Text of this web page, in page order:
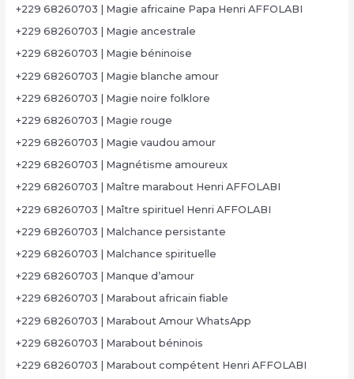
+229 68260703 | Magie africaine Papa Henri AFFOLABI
+229 68260703 | Magie ancestrale
+229 68260703 | Magie béninoise
+229 68260703 | Magie blanche amour
+229 68260703 | Magie noire folklore
+229 68260703 | Magie rouge
+229 68260703 | Magie vaudou amour
+229 68260703 | Magnétisme amoureux
+229 68260703 | Maître marabout Henri AFFOLABI
+229 68260703 | Maître spirituel Henri AFFOLABI
+229 68260703 | Malchance persistante
+229 68260703 | Malchance spirituelle
+229 68260703 | Manque d’amour
+229 68260703 | Marabout africain fiable
+229 68260703 | Marabout Amour WhatsApp
+229 68260703 | Marabout béninois
+229 68260703 | Marabout compétent Henri AFFOLABI